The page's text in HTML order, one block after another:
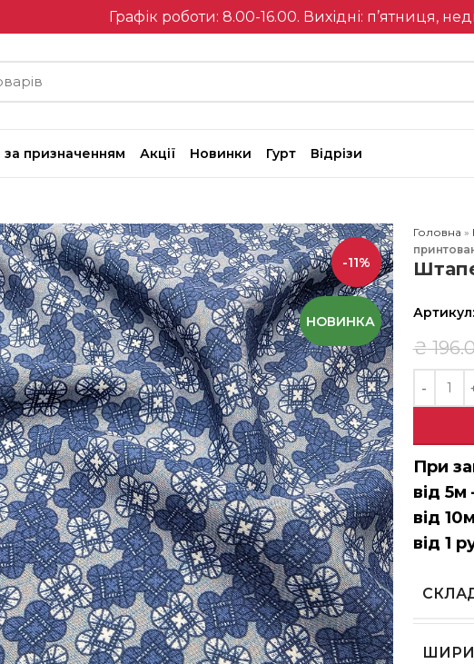
Графік роботи: 8.00-16.00. Вихідні: п’ятниця,
за призначенням Акції Новинки Гурт Відрізи
-11%
НОВИНКА
Головна »
₴
При
від 5м
від
від 1